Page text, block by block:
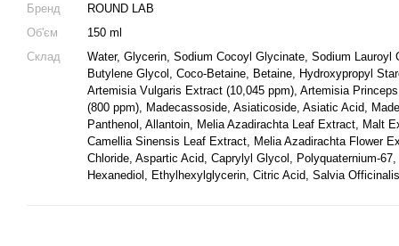
Бренд
ROUND LAB
Об'єм
150 ml
Склад
Water, Glycerin, Sodium Cocoyl Glycinate, Sodium Lauroyl
Butylene Glycol, Coco-Betaine, Betaine, Hydroxypropyl
Artemisia Vulgaris Extract (10,045 ppm), Artemisia
(800 ppm), Madecassoside, Asiaticoside, Asiatic Acid,
Panthenol, Allantoin, Melia Azadirachta Leaf Extract, Malt
Camellia Sinensis Leaf Extract, Melia Azadirachta Flower
Chloride, Aspartic Acid, Caprylyl Glycol, Polyquaternium-67,
Hexanediol, Ethylhexylglycerin, Citric Acid, Salvia